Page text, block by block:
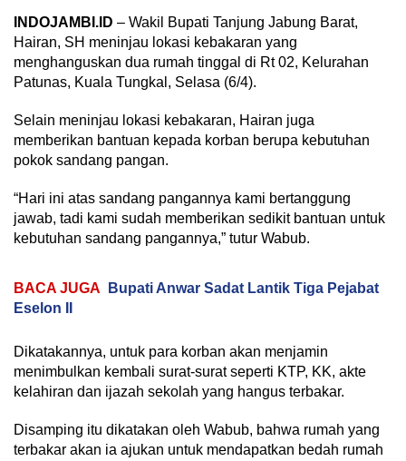
INDOJAMBI.ID – Wakil Bupati Tanjung Jabung Barat,
Hairan, SH meninjau lokasi kebakaran yang
menghanguskan dua rumah tinggal di Rt 02, Kelurahan
Patunas, Kuala Tungkal, Selasa (6/4).
Selain meninjau lokasi kebakaran, Hairan juga
memberikan bantuan kepada korban berupa kebutuhan
pokok sandang pangan.
“Hari ini atas sandang pangannya kami bertanggung
jawab, tadi kami sudah memberikan sedikit bantuan untuk
kebutuhan sandang pangannya,” tutur Wabub.
BACA JUGA
Bupati Anwar Sadat Lantik Tiga Pejabat
Eselon II
Dikatakannya, untuk para korban akan menjamin
menimbulkan kembali surat-surat seperti KTP, KK, akte
kelahiran dan ijazah sekolah yang hangus terbakar.
Disamping itu dikatakan oleh Wabub, bahwa rumah yang
terbakar akan ia ajukan untuk mendapatkan bedah rumah